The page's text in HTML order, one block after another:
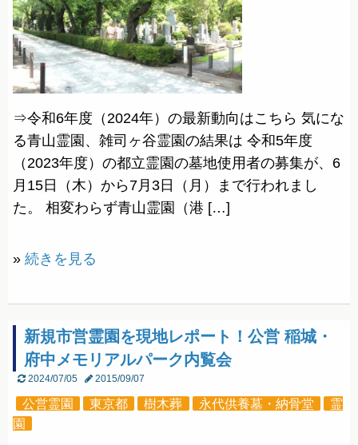
⇒令和6年度（2024年）の最新動向はこちら 気にな
る青山霊園、雑司ヶ谷霊園の結果は 令和5年度
（2023年度）の都立霊園の墓地使用者の募集が、6
月15日（木）から7月3日（月）まで行われまし
た。 相変わらず青山霊園（港 […]
» 続きを見る
新規市営霊園を現地レポート！公営 稲城・
府中メモリアルパーク内覧会
2024/07/05 2015/09/07
公営霊園 東京都 樹木葬 永代供養墓・納骨堂
霊
園